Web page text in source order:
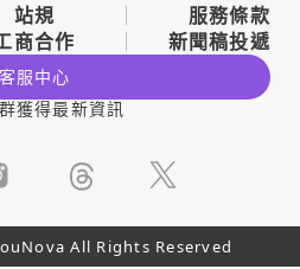
站規
服務條款
商合作 新聞稿投遞
客服中心
獲得最新資訊
All Rights Reserved